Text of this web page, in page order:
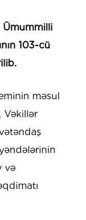
Ümummilli
103-cü
məsul
Vəkillər
və